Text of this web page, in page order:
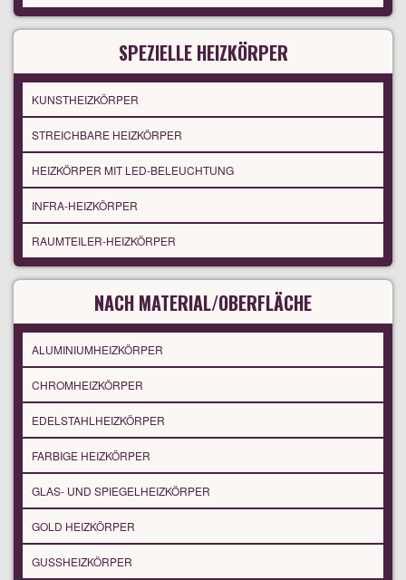
SPEZIELLE HEIZKÖRPER
KUNSTHEIZKÖRPER
STREICHBARE HEIZKÖRPER
HEIZKÖRPER MIT LED-BELEUCHTUNG
INFRA-HEIZKÖRPER
RAUMTEILER-HEIZKÖRPER
NACH MATERIAL/OBERFLÄCHE
ALUMINIUMHEIZKÖRPER
CHROMHEIZKÖRPER
EDELSTAHLHEIZKÖRPER
FARBIGE HEIZKÖRPER
GLAS- UND SPIEGELHEIZKÖRPER
GOLD HEIZKÖRPER
GUSSHEIZKÖRPER